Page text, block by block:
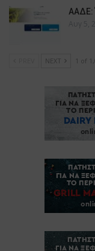
ΑΑΔΕ:
Αυγ 5,
NEXT 1 of